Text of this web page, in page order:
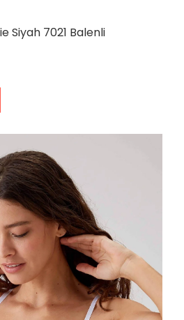
Siyah 7021 Balenli